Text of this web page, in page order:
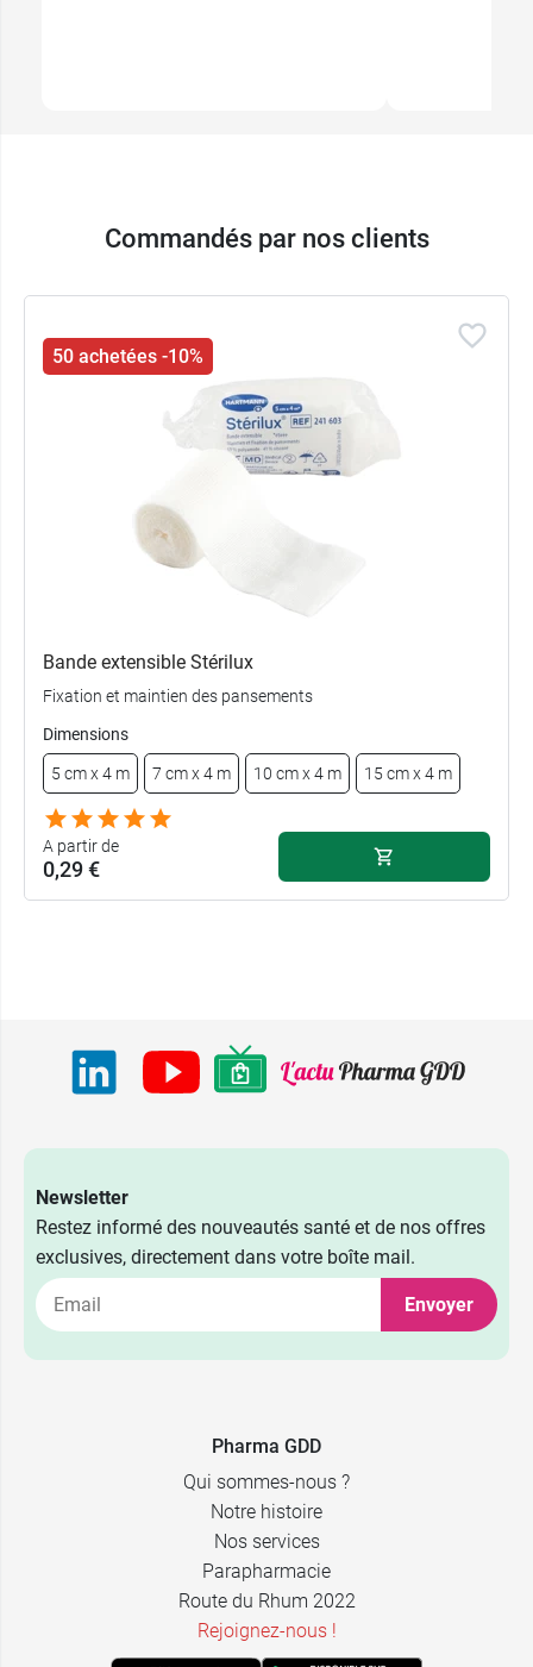
Commandés par nos clients
50 achetées -10%
Bande extensible Stérilux
Fixation et maintien des pansements
Dimensions
5 cm x 4 m 7 cm x 4 m 10 cm x 4 m 15 cm x 4 m
A partir de
0,29 €
5 cm x 4 m 0,29 €
7 cm x 4 m
Newsletter
Restez informé des nouveautés santé et de nos offres
exclusives, directement dans votre boîte mail.
Envoyer
Pharma GDD
Qui sommes-nous ?
Notre histoire
Nos services
Parapharmacie
Route du Rhum 2022
Rejoignez-nous !